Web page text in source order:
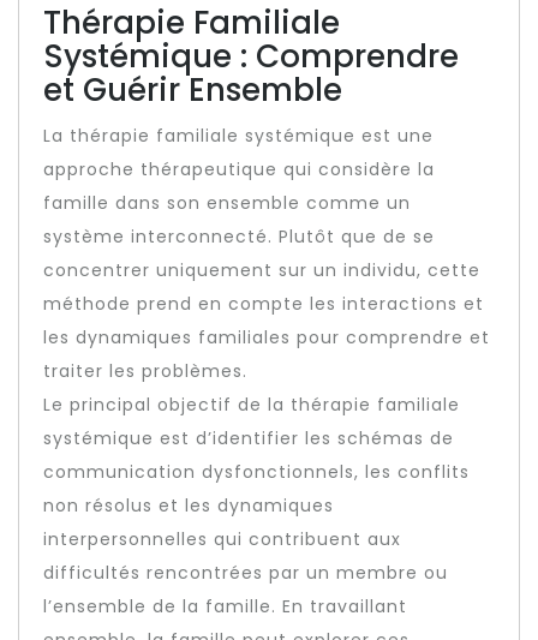
Thérapie Familiale
Systémique : Comprendre
et Guérir Ensemble
La thérapie familiale systémique est une
approche thérapeutique qui considère la
famille dans son ensemble comme un
système interconnecté. Plutôt que de se
concentrer uniquement sur un individu, cette
méthode prend en compte les interactions et
les dynamiques familiales pour comprendre et
traiter les problèmes.
Le principal objectif de la thérapie familiale
systémique est d’identifier les schémas de
communication dysfonctionnels, les conflits
non résolus et les dynamiques
interpersonnelles qui contribuent aux
difficultés rencontrées par un membre ou
l’ensemble de la famille. En travaillant